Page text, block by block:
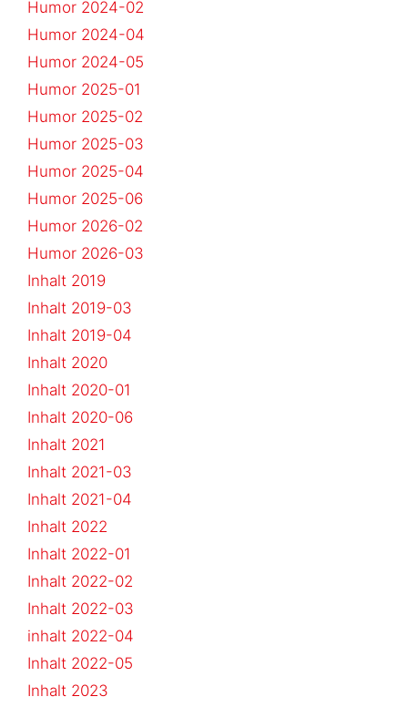
Humor 2024-02
Humor 2024-04
Humor 2024-05
Humor 2025-01
Humor 2025-02
Humor 2025-03
Humor 2025-04
Humor 2025-06
Humor 2026-02
Humor 2026-03
Inhalt 2019
Inhalt 2019-03
Inhalt 2019-04
Inhalt 2020
Inhalt 2020-01
Inhalt 2020-06
Inhalt 2021
Inhalt 2021-03
Inhalt 2021-04
Inhalt 2022
Inhalt 2022-01
Inhalt 2022-02
Inhalt 2022-03
inhalt 2022-04
Inhalt 2022-05
Inhalt 2023